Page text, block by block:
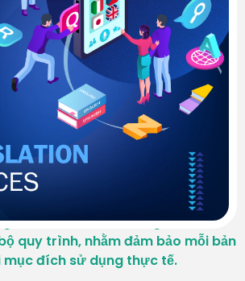
Chất Lượng
chính sách chất lượng dựa trên
quy trình, nhằm đảm bảo mỗi bản
mục đích sử dụng thực tế.